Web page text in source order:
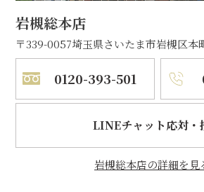
岩槻総本店
〒339-0057埼玉県さいたま市岩槻区本
0120-393-501
LINEチャット応対・
岩槻総本店の詳細を見